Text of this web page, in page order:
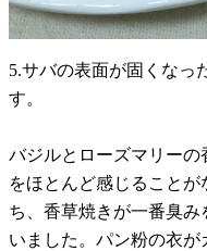
5.サバの表面が固くなっ
す。
バジルとローズマリー
をほとんど感じることが
ち、香草焼きが一番臭
いました。パン粉の衣